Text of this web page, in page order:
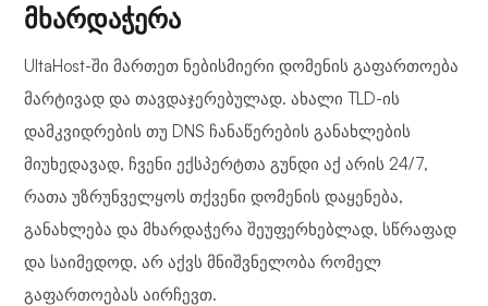
მხარდაჭერა
UltaHost-ში მართეთ ნებისმიერი დომენის გაფართოება
მარტივად და თავდაჯერებულად. ახალი TLD-ის
დამკვიდრების თუ DNS ჩანაწერების განახლების
მიუხედავად, ჩვენი ექსპერტთა გუნდი აქ არის 24/7,
რათა უზრუნველყოს თქვენი დომენის დაყენება,
განახლება და მხარდაჭერა შეუფერხებლად, სწრაფად
და საიმედოდ, არ აქვს მნიშვნელობა რომელ
გაფართოებას აირჩევთ.